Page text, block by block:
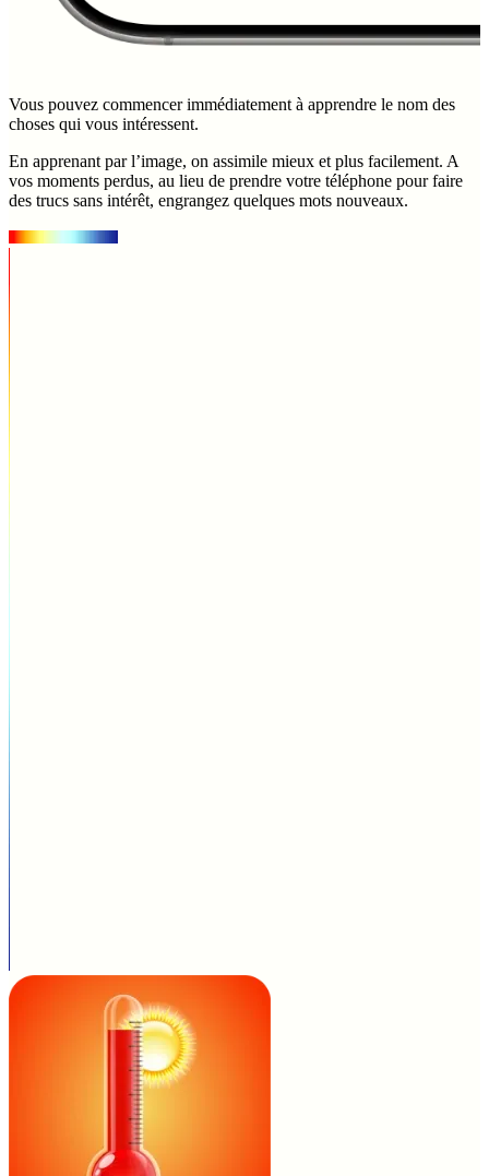
Vous pouvez commencer immédiatement à apprendre le nom des
choses qui vous intéressent.
En apprenant par l’image, on assimile mieux et plus facilement. A
vos moments perdus, au lieu de prendre votre téléphone pour faire
des trucs sans intérêt, engrangez quelques mots nouveaux.